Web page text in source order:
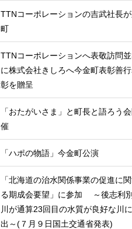
TTNコーポレーションの吉武社長
町
TTNコーポレーションへ表敬訪問
に株式会社きしろへ今金町表彰善
彰を贈呈
「おたがいさま」と町長と語ろう
催
「ハポの物語」今金町公演
「北海道の治水関係事業の促進に
る期成会要望」に参加 ～後志利別
川が通算23回目の水質が良好な川
出～(７月９日国土交通省発表)